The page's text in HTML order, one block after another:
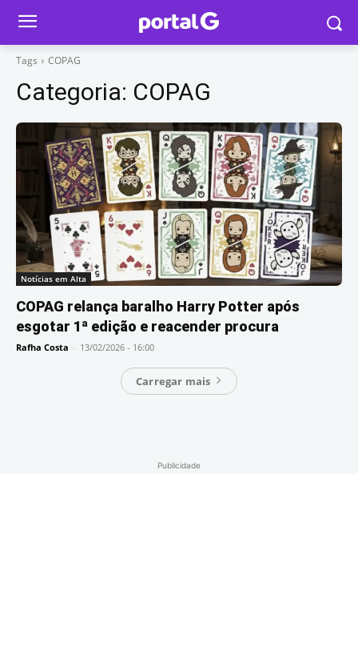
Tags COPAG
Categoria: COPAG
Notícias em Alta
COPAG relança baralho Harry Potter após
esgotar 1ª edição e reacender procura
Rafha Costa - 13/02/2026 - 16:00
Carregar mais
Publicidade